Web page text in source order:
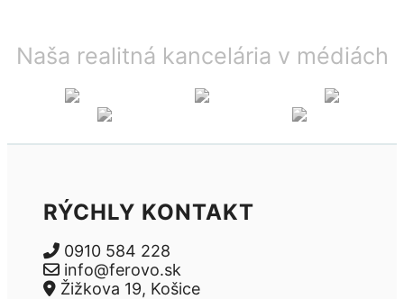
Naša realitná kancelária v médiách
RÝCHLY KONTAKT
0910 584 228
info@ferovo.sk
Žižkova 19, Košice